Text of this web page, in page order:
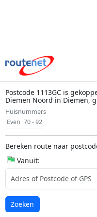
Postcode 1113GC is
Diemen Noord in Diemen,
Huisnummers
Even 70 - 92
Bereken route naar
Vanuit:
Laden...
Zoeken